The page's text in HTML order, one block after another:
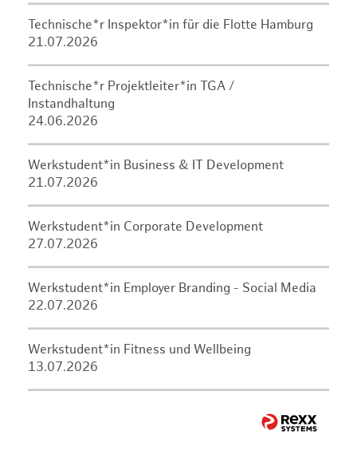
Technische*r Inspektor*in für die Flotte Hamburg
21.07.2026
Technische*r Projektleiter*in TGA /
Instandhaltung
24.06.2026
Werkstudent*in Business & IT Development
21.07.2026
Werkstudent*in Corporate Development
27.07.2026
Werkstudent*in Employer Branding - Social Media
22.07.2026
Werkstudent*in Fitness und Wellbeing
13.07.2026